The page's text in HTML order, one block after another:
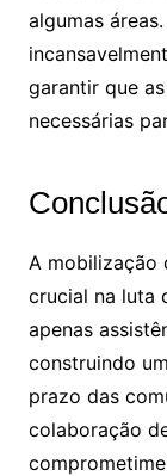
algumas
garantir que
necessárias
A mobilização
crucial na luta
apenas
construindo
prazo das
colaboração